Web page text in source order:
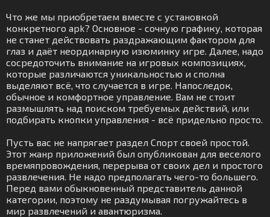
Что же мы приобретаем вместе с установкой
конкретного apk? Основное - сочную графику, которая
не станет действовать раздражающим фактором для
глаз и даёт неординарную изюминку игре. Далее, надо
сосредоточить внимание на игровых композициях,
которые различаются уникальностью и сполна
выделяют всё, что случается в игре. Напоследок,
обычное и комфортное управление. Вам не стоит
размышлять над поиском требуемых действий, или
подбирать кнопки управления - всё придельно просто.
Пусть вас не напрягает раздел Спорт своей простой.
Этот жанр приложений был опубликован для веселого
времяпровождения, перерыва от своих дел и простого
развлечения. Не надо предполагать чего-то большего.
Перед вами обыкновенный представитель данной
категории, поэтому не раздумывая погружайтесь в
мир развлечений и авантюризма.